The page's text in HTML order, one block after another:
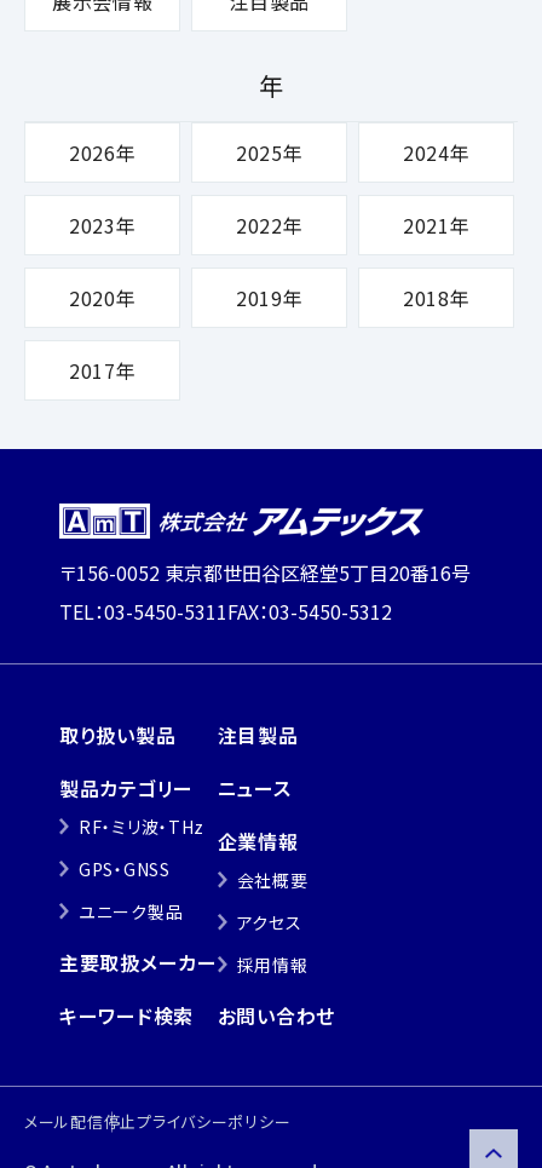
年
2026年 2025年 2024年
2023年 2022年 2021年
2020年 2019年 2018年
2017年
〒156-0052 東京都世田谷区経堂5丁目20番16号
TEL：03-5450-5311FAX：03-5450-5312
取り扱い製品
製品カテゴリー
RF・ミリ波・THz
GPS・GNSS
ユニーク製品
主要取扱メーカー
キーワード検索
注目製品
ニュース
企業情報
会社概要
アクセス
採用情報
お問い合わせ
メール配信停止プライバシーポリシー